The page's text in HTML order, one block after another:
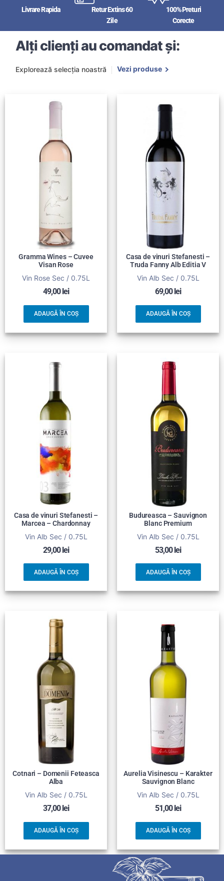
Livrare Rapida
Retur Extins 60
Zile
100% Preturi
Corecte
Alți clienți au comandat și:
Explorează selecția noastră Vezi produse
Gramma Wines – Cuvee
Visan Rose
Vin Rose Sec / 0.75L
49,00 lei
ADAUGĂ ÎN COȘ
Casa de vinuri Stefanesti –
Truda Fanny Alb Editia V
Vin Alb Sec / 0.75L
69,00 lei
ADAUGĂ ÎN COȘ
Casa de vinuri Stefanesti –
Marcea – Chardonnay
Vin Alb Sec / 0.75L
29,00lei
ADAUGĂ ÎN COȘ
Budureasca – Sauvignon
Blanc Premium
Vin Alb Sec / 0.75L
53,00lei
ADAUGĂ ÎN COȘ
Cotnari – Domenii Feteasca
Alba
Vin Alb Sec / 0.75L
37,00 lei
ADAUGĂ ÎN COȘ
Aurelia Visinescu – Karakter
Sauvignon Blanc
Vin Alb Sec / 0.75L
51,00 lei
ADAUGĂ ÎN COȘ